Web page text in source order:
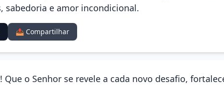
sabedoria e amor incondicional.
📤 Compartilhar
Que o Senhor se revele a cada novo desafio,